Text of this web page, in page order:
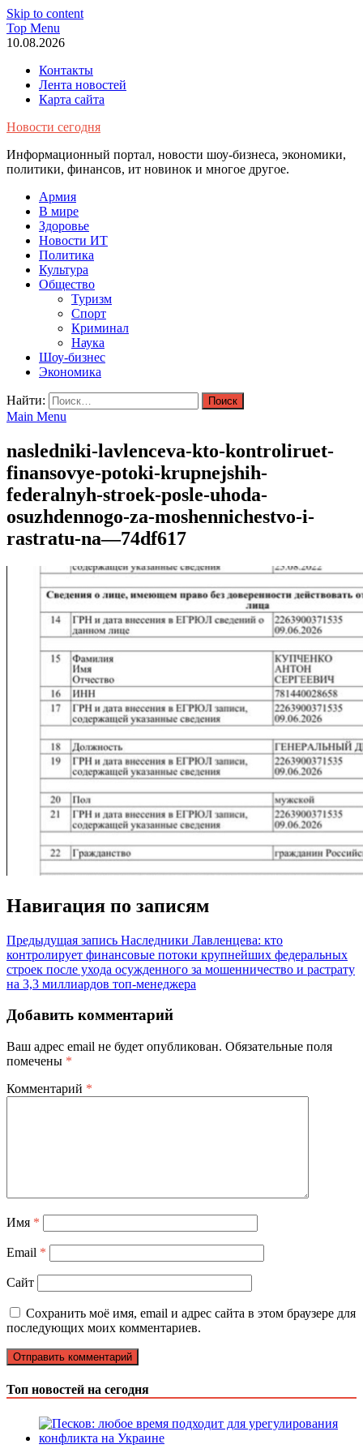
Skip to content
Top Menu
10.08.2026
Контакты
Лента новостей
Карта сайта
Новости сегодня
Информационный портал, новости шоу-бизнеса, экономики,
политики, финансов, ит новинок и многое другое.
Армия
В мире
Здоровье
Новости ИТ
Политика
Культура
Общество
Туризм
Спорт
Криминал
Наука
Шоу-бизнес
Экономика
Найти:
Main Menu
nasledniki-lavlenceva-kto-kontroliruet-
finansovye-potoki-krupnejshih-
federalnyh-stroek-posle-uhoda-
osuzhdennogo-za-moshennichestvo-i-
rastratu-na—74df617
Навигация по записям
Предыдущая запись Наследники Лавленцева: кто
контролирует финансовые потоки крупнейших федеральных
строек после ухода осужденного за мошенничество и растрату
на 3,3 миллиардов топ-менеджера
Добавить комментарий
Ваш адрес email не будет опубликован. Обязательные поля
помечены *
Комментарий *
Имя *
Email *
Сайт
Сохранить моё имя, email и адрес сайта в этом браузере для
последующих моих комментариев.
Топ новостей на сегодня